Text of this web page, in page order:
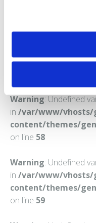
Warning: Undefined
in /var/www/vhosts/
content/themes/
on line 58
Warning: Undefined
in /var/www/vhosts/
content/themes/
on line 59